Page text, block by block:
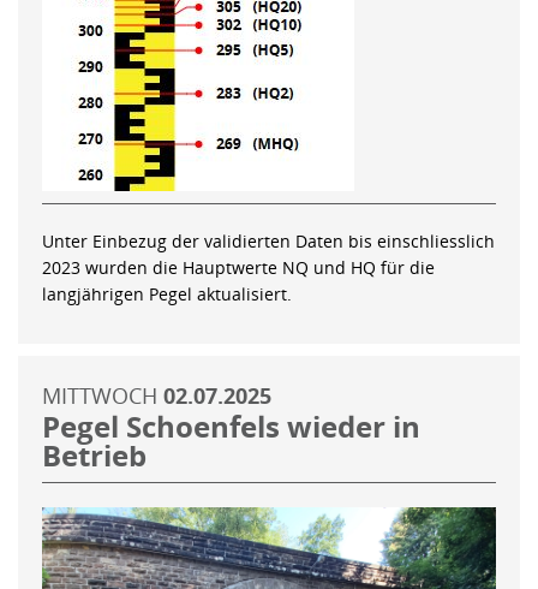
Unter Einbezug der validierten Daten bis einschliesslich
2023 wurden die Hauptwerte NQ und HQ für die
langjährigen Pegel aktualisiert.
MITTWOCH 02.07.2025
Pegel Schoenfels wieder in
Betrieb